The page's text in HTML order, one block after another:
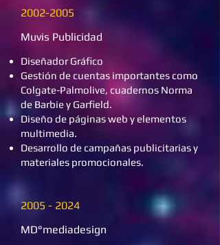
2002-2005
Muvis Publicidad
Diseñador Gráfico
Gestión de cuentas importantes como
Colgate-Palmolive, cuadernos Norma
de Barbie y Garfield.
Diseño de páginas web y elementos
multimedia.
Desarrollo de campañas publicitarias y
materiales promocionales.
2005 - 2024
MD°mediadesign